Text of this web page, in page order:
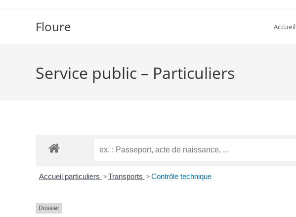
Floure Accueil
Service public – Particuliers
Accueil particuliers > Transports > Contrôle technique
Dossier